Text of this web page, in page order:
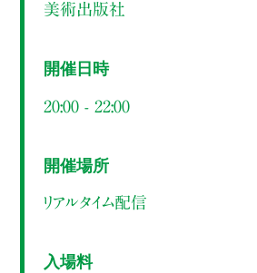
美術出版社
開催日時
20:00 - 22:00
開催場所
リアルタイム配信
入場料